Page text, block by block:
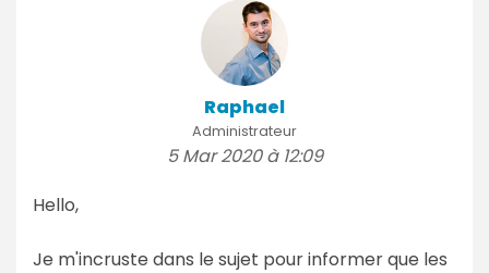
Raphael
Administrateur
5 Mar 2020 à 12:09
Hello,
Je m'incruste dans le sujet pour informer que les